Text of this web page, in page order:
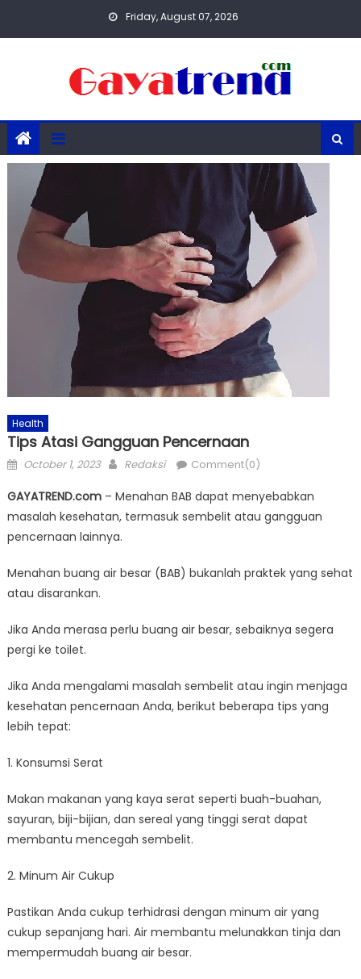
Friday, August 07, 2026
Health
Tips Atasi Gangguan Pencernaan
Posted
October 1, 2023 Author
Redaksi Comment(0)
GAYATREND.com– Menahan BAB dapat menyebabkan
masalah kesehatan, termasuk sembelit atau gangguan
pencernaan lainnya.
Menahan buang air besar (BAB) bukanlah praktek yang sehat
atau disarankan.
Jika Anda merasa perlu buang air besar, sebaiknya segera
pergi ke toilet.
Jika Anda mengalami masalah sembelit atau ingin menjaga
kesehatan pencernaan Anda, berikut beberapa tips yang
lebih tepat:
1. Konsumsi Serat
Makan makanan yang kaya serat seperti buah-buahan,
sayuran, biji-bijian, dan sereal yang tinggi serat dapat
membantu mencegah sembelit.
2. Minum Air Cukup
Pastikan Anda cukup terhidrasi dengan minum air yang
cukup sepanjang hari. Air membantu melunakkan tinja dan
mempermudah buang air besar.